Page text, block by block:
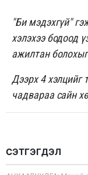
"Би мэдэхгүй"
хэлэхээ бодоод
ажилтан
Дээрх 4 хэлцийг
чадвараа сайн
СЭТГЭГДЭЛ